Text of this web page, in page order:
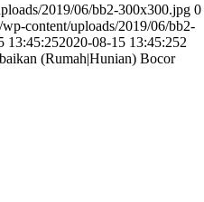
2019/06/bb2-300x300.jpg 0
content/uploads/2019/06/bb2-
13:45:252020-08-15 13:45:252
(Rumah|Hunian) Bocor